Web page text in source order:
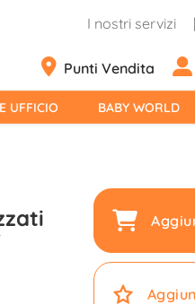
I nostri servizi
Punti Vendita
UFFICIO BABY WORLD